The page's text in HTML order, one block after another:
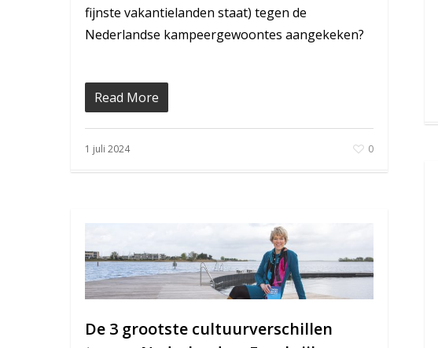
fijnste vakantielanden staat) tegen de
Nederlandse kampeergewoontes aangekeken?
Read More
1 juli 2024 0
De 3 grootste cultuurverschillen